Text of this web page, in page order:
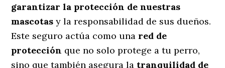
garantizar la protección de nuestras
mascotas y la responsabilidad de sus dueños.
Este seguro actúa como una red de
protección que no solo protege a tu perro,
sino que también asegura la tranquilidad de